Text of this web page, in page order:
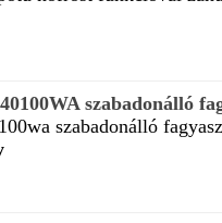
szabadonálló
szabadonálló